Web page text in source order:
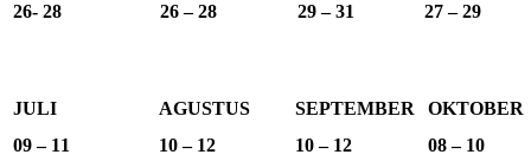
26- 28
26 – 28 29 – 31 27 – 29
JULI AGUSTUS SEPTEMBER
OKTOBER
09 – 11
10 – 12 10 – 12
08 – 10